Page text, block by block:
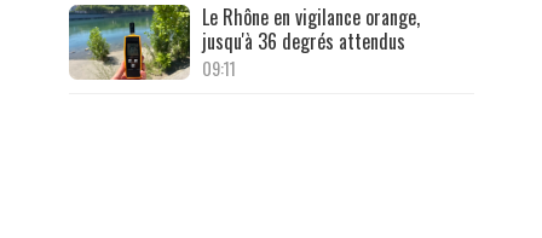
Le Rhône en vigilance orange,
jusqu'à 36 degrés attendus
09:11